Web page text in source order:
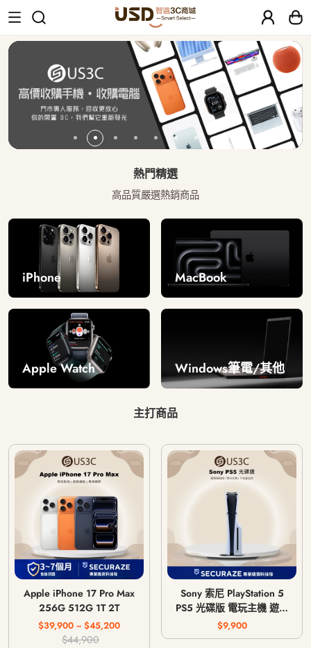
USD 智選二手3C商城｜【30天安心
熱門精選
高品質嚴選熱銷商品
iPhone MacBook
Apple Watch Windows筆電/其他
主打商品
Apple iPhone 17 Pro Max
256G 512G 1T 2T
$39,900 ~ $45,200
$44,900
Sony 索尼 PlayStation 5
PS5 光碟版 電玩主機 遊戲
主機 CFI-1018A / CFI-
1118A / CFI-1218A
$9,900